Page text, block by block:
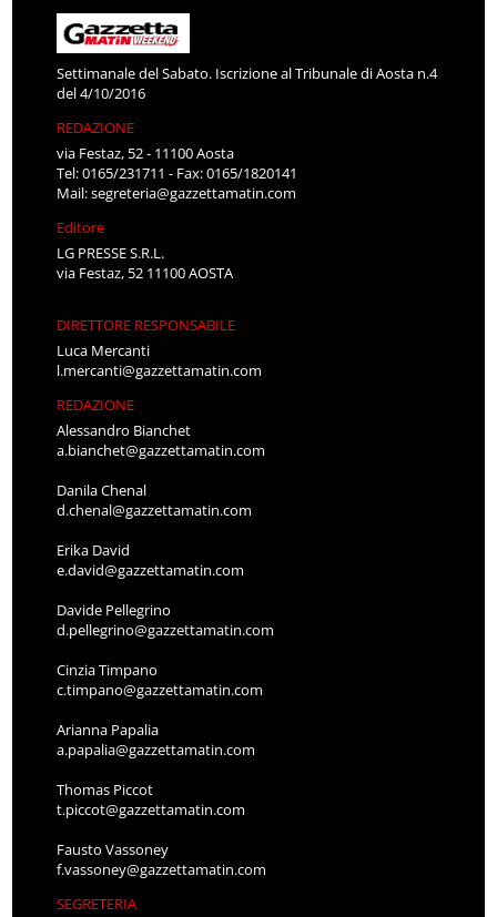
Settimanale del Sabato. Iscrizione al Tribunale di Aosta n.4
del 4/10/2016
REDAZIONE
via Festaz, 52 - 11100 Aosta
Tel: 0165/231711 - Fax: 0165/1820141
Mail:segreteria@gazzettamatin.com
Editore
LG PRESSE S.R.L.
via Festaz, 52 11100 AOSTA
DIRETTORE RESPONSABILE
Luca Mercanti
l.mercanti@gazzettamatin.com
REDAZIONE
Alessandro Bianchet
a.bianchet@gazzettamatin.com
Danila Chenal
d.chenal@gazzettamatin.com
Erika David
e.david@gazzettamatin.com
Davide Pellegrino
d.pellegrino@gazzettamatin.com
Cinzia Timpano
c.timpano@gazzettamatin.com
Arianna Papalia
a.papalia@gazzettamatin.com
Thomas Piccot
t.piccot@gazzettamatin.com
Fausto Vassoney
f.vassoney@gazzettamatin.com
SEGRETERIA